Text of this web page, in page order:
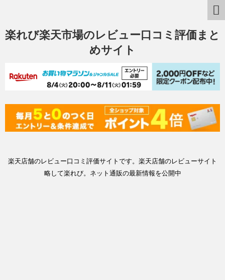
楽れび楽天市場のレビュー口コミ評価まと
めサイト
楽天店舗のレビュー口コミ評価サイトです。楽天店舗のレビューサイト
略して楽れび。ネット通販の最新情報を公開中